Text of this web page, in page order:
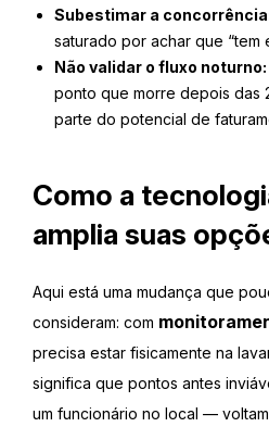
Subestimar a
saturado por achar que “tem
Não validar o fluxo noturno:
ponto que morre depois das
parte do potencial de
Como a
amplia suas
Aqui está uma mudança que
consideram: com
precisa estar fisicamente na
significa que pontos antes
um funcionário no local —